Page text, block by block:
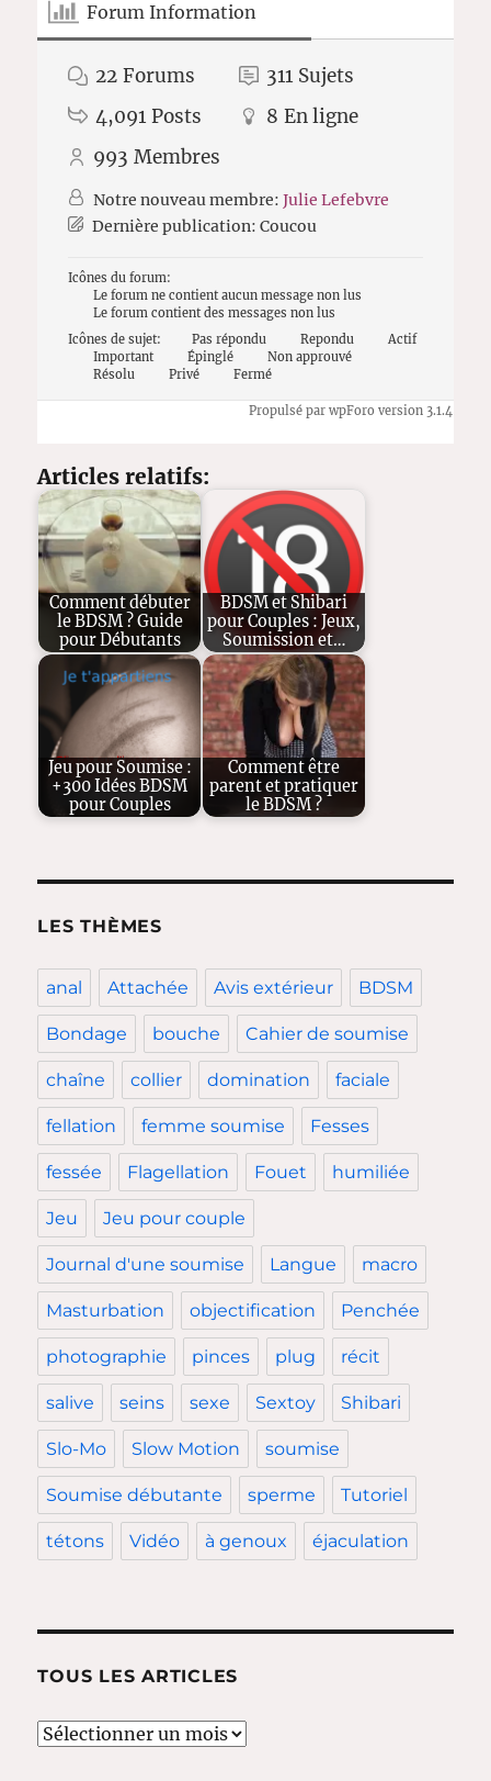
Forum Information
22 Forums 311 Sujets
4,091 Posts 8 En ligne
993 Membres
Notre nouveau membre:Julie Lefebvre
Dernière publication:Coucou
Icônes du forum:
Le forum ne contient aucun message non lus
Le forum contient des messages non lus
Icônes de sujet:
Pas répondu Repondu
Actif
Important
Épinglé
Non approuvé
Résolu
Privé Fermé
Propulsé par wpForo version 3.1.4
Articles relatifs:
Comment débuter
le BDSM ? Guide
pour Débutants
BDSM et Shibari
pour Couples : Jeux,
Soumission et…
Jeu pour Soumise :
+300 Idées BDSM
pour Couples
Comment être
parent et pratiquer
le BDSM ?
LES THÈMES
anal Attachée Avis extérieur BDSM
Bondage bouche Cahier de soumise
chaîne collier domination faciale
fellation femme soumise Fesses
fessée Flagellation Fouet humiliée
Jeu Jeu pour couple
Journal d'une soumise Langue macro
Masturbation objectification Penchée
photographie pinces plug récit
salive seins sexe Sextoy Shibari
Slo-Mo Slow Motion soumise
Soumise débutante sperme Tutoriel
tétons Vidéo à genoux éjaculation
TOUS LES ARTICLES
Tous